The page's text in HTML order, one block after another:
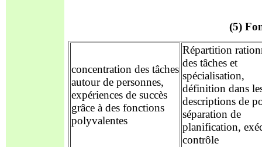
(5)
concentration des tâches
autour de personnes,
expériences de succès
grâce à des fonctions
polyvalentes
Répartition
des tâches et
spécialisation,
définition dans
descriptions de
séparation de
planification,
contrôle